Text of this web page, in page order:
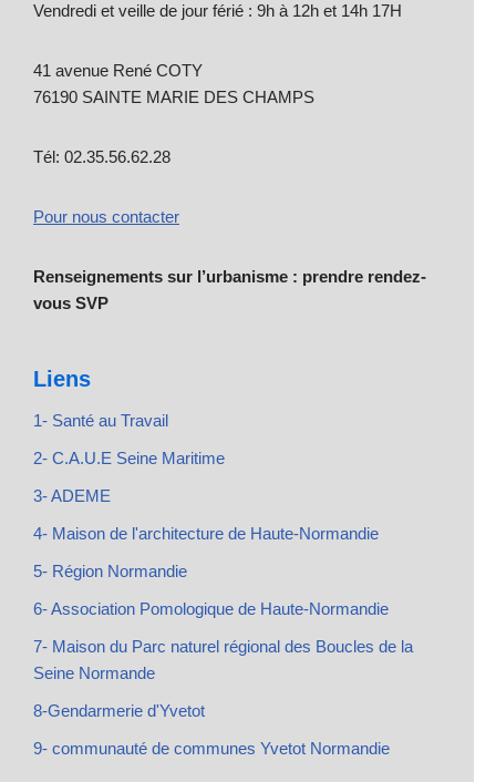
Vendredi et veille de jour férié : 9h à 12h et 14h 17H
41 avenue René COTY
76190 SAINTE MARIE DES CHAMPS
Tél: 02.35.56.62.28
Pour nous contacter
Renseignements sur l’urbanisme : prendre rendez-
vous SVP
Liens
1- Santé au Travail
2- C.A.U.E Seine Maritime
3- ADEME
4- Maison de l'architecture de Haute-Normandie
5- Région Normandie
6- Association Pomologique de Haute-Normandie
7- Maison du Parc naturel régional des Boucles de la
Seine Normande
8-Gendarmerie d'Yvetot
9- communauté de communes Yvetot Normandie